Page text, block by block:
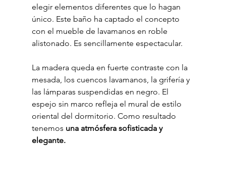
elegir elementos diferentes que lo hagan
único. Este baño ha captado el concepto
con el mueble de lavamanos en roble
alistonado. Es sencillamente espectacular.
La madera queda en fuerte contraste con la
mesada, los cuencos lavamanos, la grifería y
las lámparas suspendidas en negro. El
espejo sin marco refleja el mural de estilo
oriental del dormitorio. Como resultado
tenemos una atmósfera sofisticada y
elegante.